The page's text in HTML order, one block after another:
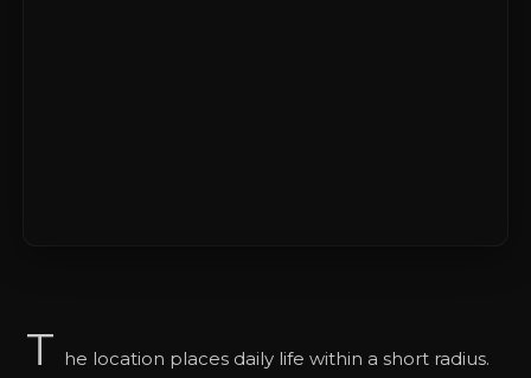
T he location places daily life within a short radius.